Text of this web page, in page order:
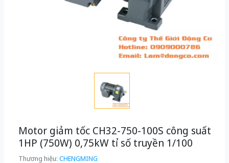
Motor giảm tốc CH32-750-100S công suất
1HP (750W) 0,75kW tỉ số truyền 1/100
Thương hiệu: CHENGMING